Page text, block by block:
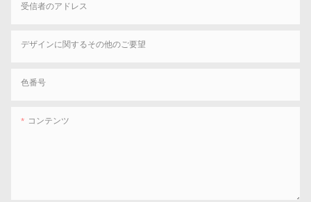
受信者のアドレス
デザインに関するその他のご要望
色番号
コンテンツ